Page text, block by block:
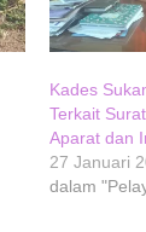
Kades
Terkait
Aparat dan
27 Januari
dalam